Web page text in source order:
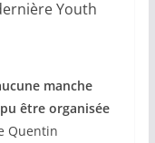
Youth
manche
être organisée
Quentin